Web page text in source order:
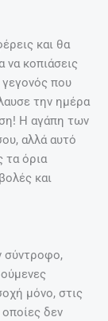
και θα
να κοπιάσεις
που
την ημέρα
Η αγάπη των
αλλά αυτό
τα όρια
και
σύντροφο,
μόνο, στις
δεν